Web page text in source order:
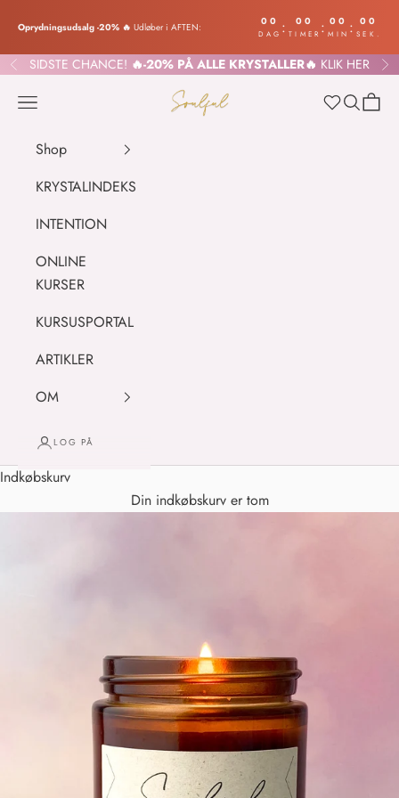
Oprydningsudsalg -20% 🔥 Udløber i AFTEN: 00
DAG : 00
TIMER : 00
MIN : 00
SEK.
Forrige
SIDSTE CHANCE! 🔥-20% PÅ ALLE KRYSTALLER🔥 KLIK HER
SOULFUL.DK
Menu Wishlist
Søg
Shop
KRYSTALINDEKS
INTENTION
ONLINE
KURSER
KURSUSPORTAL
ARTIKLER
OM
LOG PÅ
Indkøbskurv
Din indkøbskurv er tom